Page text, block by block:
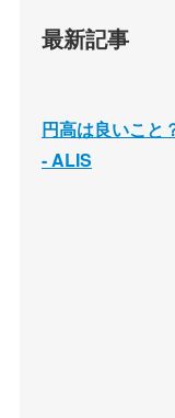
最新記事
円高は良いこと
- ALIS